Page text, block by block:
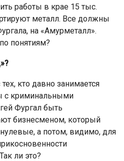
работы в крае 15 тыс.
металл. Все должны
на «Амурметалл».
понятиям?
кто давно занимается
с криминальными
Фургал быть
бизнесменом, который
а потом, видимо, для
ли это?